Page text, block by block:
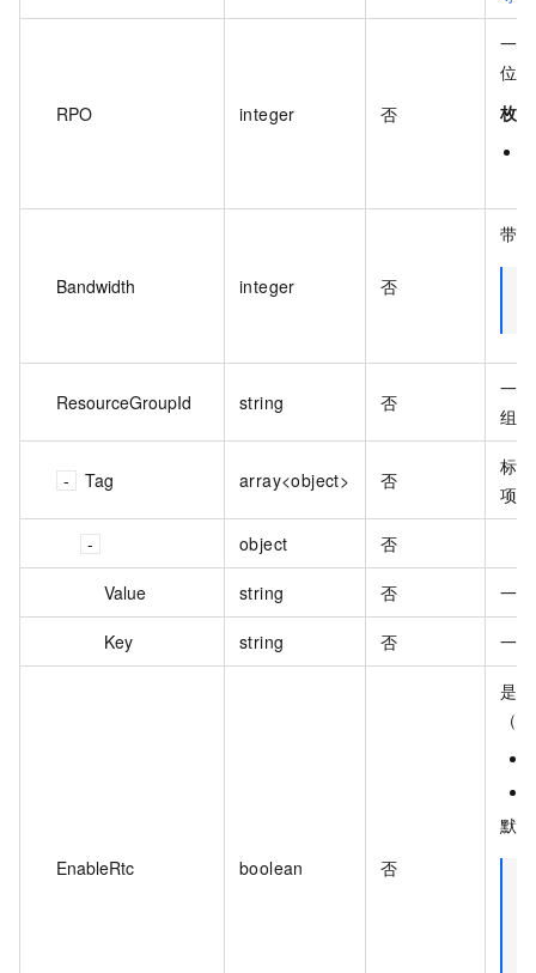
RPO integer 否
一
位
枚
Bandwidth integer 否
带
ResourceGroupId string 否
一
组
Tag array<object> 否
标
项。
object 否
Value string 否 一
Key string 否 一
EnableRtc boolean 否
是
（
默